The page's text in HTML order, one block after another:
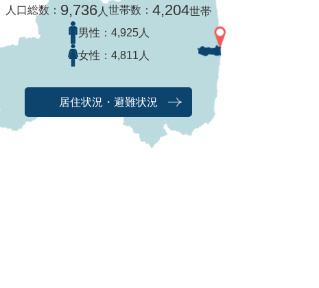
人口総数： 9,736 人 世帯数： 4,204世帯
男性： 4,925人
女性： 4,811人
居住状況・避難状況